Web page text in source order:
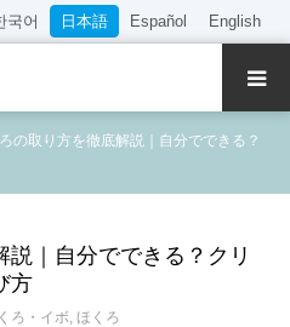
국어 日本語 Español English
の取り方を徹底解説｜自分でできる？
｜自分でできる？クリ
方
ろ・イボ, ほくろ